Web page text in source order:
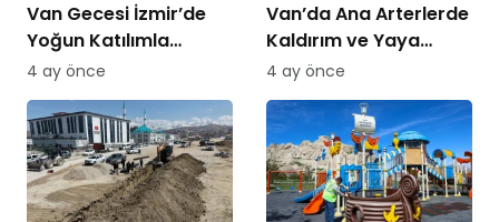
Van Gecesi İzmir’de
Yoğun Katılımla
Düzenlendi
4 ay önce
Van’da Ana Arterlerde
Kaldırım ve Yaya
Yolları Yenileniyor
4 ay önce